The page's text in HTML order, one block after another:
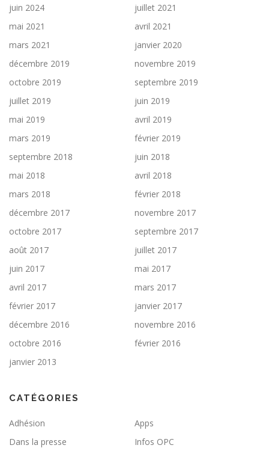
juin 2024
juillet 2021
mai 2021
avril 2021
mars 2021
janvier 2020
décembre 2019
novembre 2019
octobre 2019
septembre 2019
juillet 2019
juin 2019
mai 2019
avril 2019
mars 2019
février 2019
septembre 2018
juin 2018
mai 2018
avril 2018
mars 2018
février 2018
décembre 2017
novembre 2017
octobre 2017
septembre 2017
août 2017
juillet 2017
juin 2017
mai 2017
avril 2017
mars 2017
février 2017
janvier 2017
décembre 2016
novembre 2016
octobre 2016
février 2016
janvier 2013
CATÉGORIES
Adhésion
Apps
Dans la presse
Infos OPC